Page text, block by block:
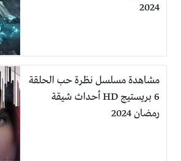
2024
مشاهدة مسلسل نظرة حب الحلقة
6 بريستيج HD أحداث شيقة
رمضان 2024